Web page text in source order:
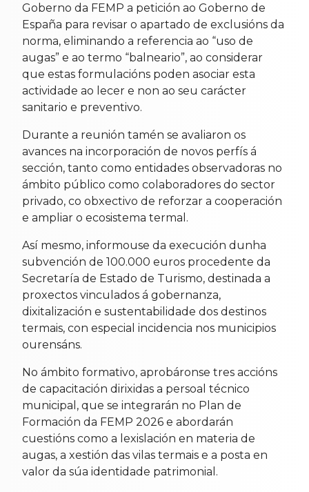
Goberno da FEMP a petición ao Goberno de
España para revisar o apartado de exclusións da
norma, eliminando a referencia ao “uso de
augas” e ao termo “balneario”, ao considerar
que estas formulacións poden asociar esta
actividade ao lecer e non ao seu carácter
sanitario e preventivo.
Durante a reunión tamén se avaliaron os
avances na incorporación de novos perfís á
sección, tanto como entidades observadoras no
ámbito público como colaboradores do sector
privado, co obxectivo de reforzar a cooperación
e ampliar o ecosistema termal.
Así mesmo, informouse da execución dunha
subvención de 100.000 euros procedente da
Secretaría de Estado de Turismo, destinada a
proxectos vinculados á gobernanza,
dixitalización e sustentabilidade dos destinos
termais, con especial incidencia nos municipios
ourensáns.
No ámbito formativo, aprobáronse tres accións
de capacitación dirixidas a persoal técnico
municipal, que se integrarán no Plan de
Formación da FEMP 2026 e abordarán
cuestións como a lexislación en materia de
augas, a xestión das vilas termais e a posta en
valor da súa identidade patrimonial.